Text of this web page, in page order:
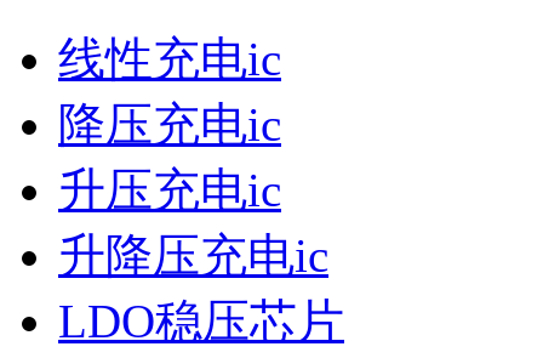
线性充电ic
降压充电ic
升压充电ic
升降压充电ic
LDO稳压芯片